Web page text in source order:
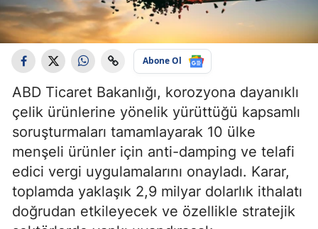
Abone Ol
ABD Ticaret Bakanlığı, korozyona dayanıklı
çelik ürünlerine yönelik yürüttüğü kapsamlı
soruşturmaları tamamlayarak 10 ülke
menşeli ürünler için anti-damping ve telafi
edici vergi uygulamalarını onayladı. Karar,
toplamda yaklaşık 2,9 milyar dolarlık ithalatı
doğrudan etkileyecek ve özellikle stratejik